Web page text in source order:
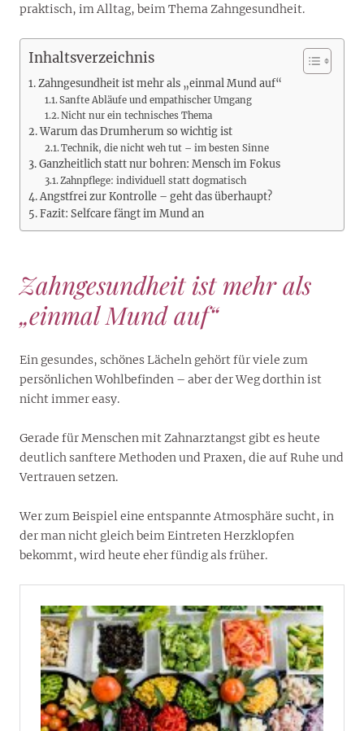
praktisch, im Alltag, beim Thema Zahngesundheit.
Inhaltsverzeichnis
Zahngesundheit ist mehr als „einmal Mund auf“
Sanfte Abläufe und empathischer Umgang
Nicht nur ein technisches Thema
Warum das Drumherum so wichtig ist
Technik, die nicht weh tut – im besten Sinne
Ganzheitlich statt nur bohren: Mensch im Fokus
Zahnpflege: individuell statt dogmatisch
Angstfrei zur Kontrolle – geht das überhaupt?
Fazit: Selfcare fängt im Mund an
Zahngesundheit ist mehr als
„einmal Mund auf“
Ein gesundes, schönes Lächeln gehört für viele zum
persönlichen Wohlbefinden – aber der Weg dorthin ist
nicht immer easy.
Gerade für Menschen mit Zahnarztangst gibt es heute
deutlich sanftere Methoden und Praxen, die auf Ruhe und
Vertrauen setzen.
Wer zum Beispiel eine entspannte Atmosphäre sucht, in
der man nicht gleich beim Eintreten Herzklopfen
bekommt, wird heute eher fündig als früher.